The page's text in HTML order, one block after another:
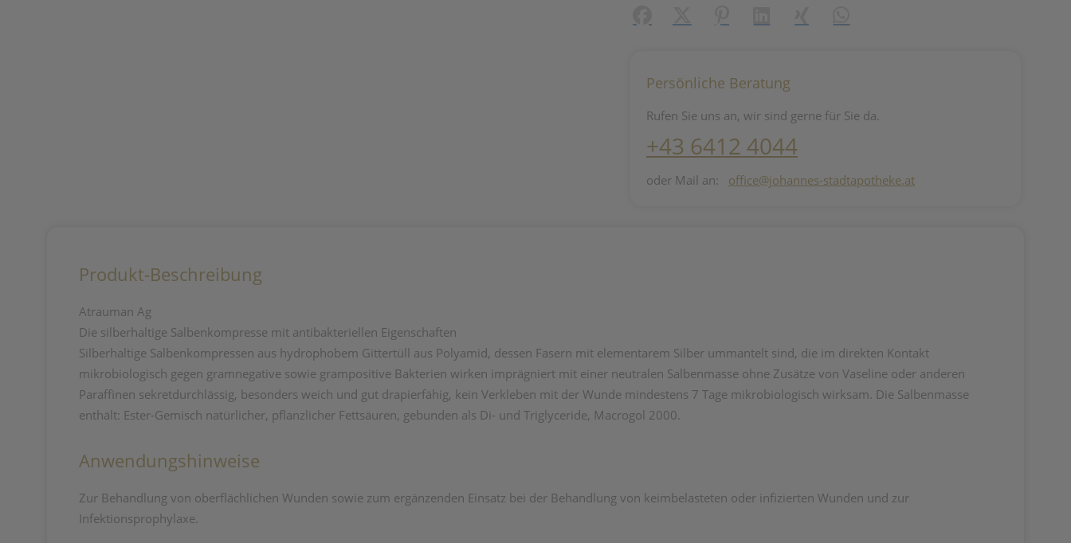
Persönliche Beratung
Rufen Sie uns an, wir sind gerne für Sie da.
+43 6412 4044
oder Mail an: office@johannes-stadtapotheke.at
Produkt-Beschreibung
Atrauman Ag
Die silberhaltige Salbenkompresse mit antibakteriellen Eigenschaften
Silberhaltige Salbenkompressen aus hydrophobem Gittertüll aus Polyamid, dessen Fasern mit elementarem Silber ummantelt sind, die im direkten Kontakt
mikrobiologisch gegen gramnegative sowie grampositive Bakterien wirken imprägniert mit einer neutralen Salbenmasse ohne Zusätze von Vaseline oder anderen
Paraffinen sekretdurchlässig, besonders weich und gut drapierfähig, kein Verkleben mit der Wunde mindestens 7 Tage mikrobiologisch wirksam. Die Salbenmasse
enthält: Ester-Gemisch natürlicher, pflanzlicher Fettsäuren, gebunden als Di- und Triglyceride, Macrogol 2000.
Anwendungshinweise
Zur Behandlung von oberflächlichen Wunden sowie zum ergänzenden Einsatz bei der Behandlung von keimbelasteten oder infizierten Wunden und zur
Infektionsprophylaxe.